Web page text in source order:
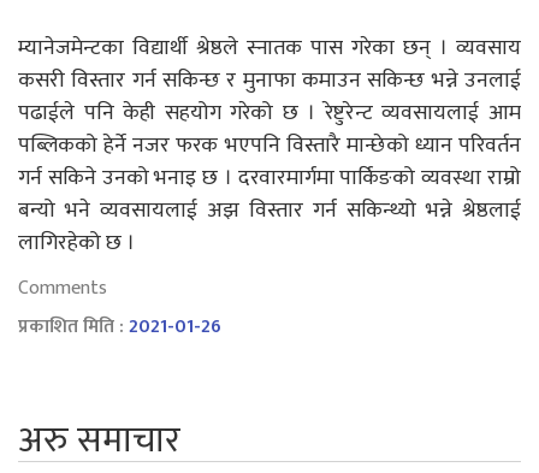
म्यानेजमेन्टका विद्यार्थी श्रेष्ठले स्नातक पास गरेका छन् । व्यवसाय
कसरी विस्तार गर्न सकिन्छ र मुनाफा कमाउन सकिन्छ भन्ने उनलाई
पढाईले पनि केही सहयोग गरेको छ । रेष्टुरेन्ट व्यवसायलाई आम
पब्लिकको हेर्ने नजर फरक भएपनि विस्तारै मान्छेको ध्यान परिवर्तन
गर्न सकिने उनको भनाइ छ । दरवारमार्गमा पार्किङको व्यवस्था राम्रो
बन्यो भने व्यवसायलाई अझ विस्तार गर्न सकिन्थ्यो भन्ने श्रेष्ठलाई
लागिरहेको छ ।
Comments
प्रकाशित मिति :2021-01-26
अरु समाचार